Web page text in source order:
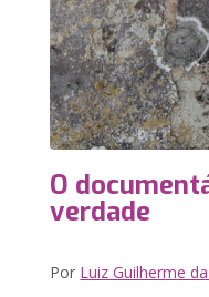
O
verdade
Por Luiz Guilherme